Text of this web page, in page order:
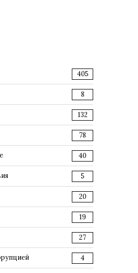
405
8
132
78
40
5
20
19
27
4